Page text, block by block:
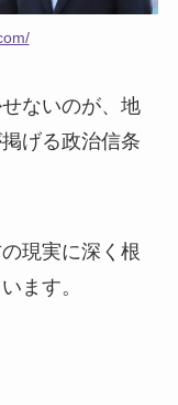
ないのが、地
げる政治信条
現実に深く根
ます。